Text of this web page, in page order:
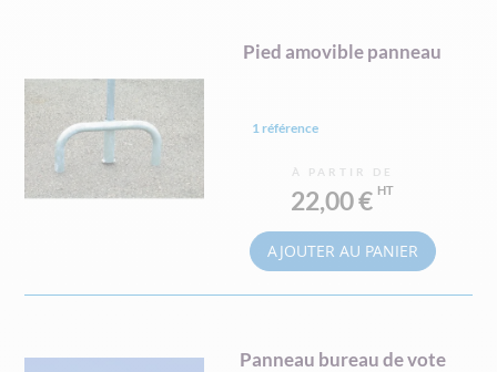
Pied amovible panneau
1 référence
À PARTIR DE
22,00 €
AJOUTER AU PANIER
Panneau bureau de vote